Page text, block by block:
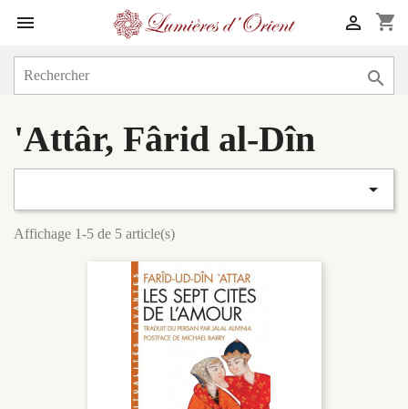
 shopping_cart


'Attâr, Fârid al-Dîn

Affichage 1-5 de 5 article(s)